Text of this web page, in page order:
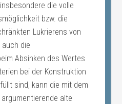
die volle
bzw. die
Lukrierens von
die
Absinken des Wertes
bei der Konstruktion
sind, kann die mit dem
alte